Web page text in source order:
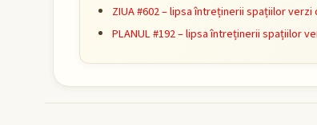
ZIUA #602 – lipsa întreținerii spațiilor verzi
PLANUL #192 – lipsa întreținerii spațiilor